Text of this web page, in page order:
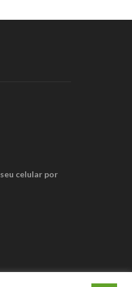
celular por